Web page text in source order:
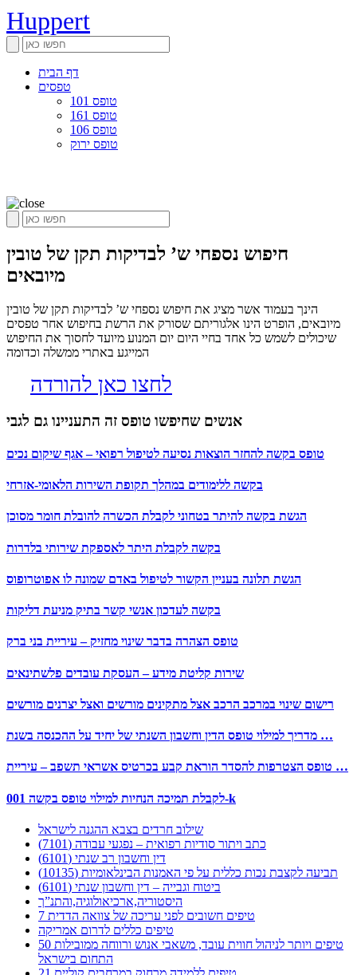
Huppert
דף הבית
טפסים
טופס 101
טופס 161
טופס 106
טופס ירוק
חיפוש נספחי ש’ לבדיקות תקן של טובין
מיובאים
הינך בעמוד אשר מציג את חיפוש נספחי ש’ לבדיקות תקן של טובין
מיובאים, הופרט הינו אלגוריתם שסורק את הרשת בחיפוש אחר טפסים
שיכולים לשמש כל אחד בחיי היום יום המנוע מיועד לחסוך את החיפוש
המייגע באתרי ממשלה וכדומה
לחצו כאן להורדה
אנשים שחיפשו טופס זה התעניינו גם לגבי
טופס בקשה להחזר הוצאות נסיעה לטיפול רפואי – אגף שיקום נכים
בקשה ללימודים במהלך תקופת השירות הלאומי-אזרחי
הגשת בקשה להיתר בטחוני לקבלת הכשרה להובלת חומר מסוכן
בקשה לקבלת היתר לאספקת שירותי בלדרות
הגשת תלונה בעניין הקשור לטיפול באדם שמונה לו אפוטרופוס
בקשה לעדכון אנשי קשר בתיק מניעת דליקות
טופס הצהרה בדבר שינוי מחזיק – עיריית בני ברק
שירות קליטת מידע – העסקת עובדים פלשתינאים
רישום שינוי במרכב הרכב אצל מתקינים מורשים ואצל יצרנים מורשים
מדריך למילוי טופס הדין וחשבון השנתי של יחיד על ההכנסה בשנת …
טופס הצטרפות להסדר הוראת קבע בכרטיס אשראי תשפב – עיריית …
לקבלת תמיכה הנחיות למילוי טופס בקשה 001-k
שילוב חרדים בצבא ההגנה לישראל
כתב ויתור סודיות רפואית – נפגעי עבודה (7101)
דין וחשבון רב שנתי (6101)
תביעה לקצבת נכות כללית על פי האמנות הבינלאומיות (10135)
ביטוח וגבייה – דין וחשבון שנתי (6101)
היסטוריה,ארכיאולוגיה,והתנ”ך
7 טיפים חשובים לפני עריכה של צוואה הדדית
טיפים כללים לדרום אמריקה
50 טיפים ויותר לניהול חווית עובד, משאבי אנוש ורווחה ממובילות
התחום בישראל